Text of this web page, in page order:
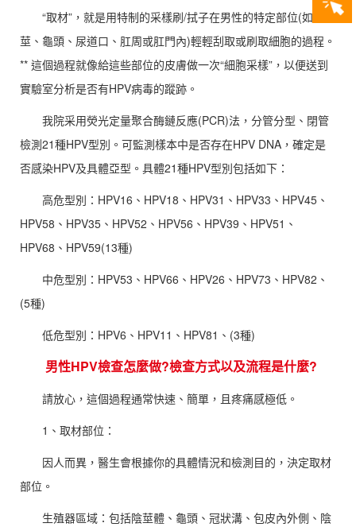
“取材”，就是用特制的采樣刷/拭子在男性的特定部位(如陰
莖、龜頭、尿道口、肛周或肛門內)輕輕刮取或刷取細胞的過程。
** 這個過程就像給這些部位的皮膚做一次“細胞采樣”，以便送到
實驗室分析是否有HPV病毒的蹤跡。
我院采用熒光定量聚合酶鏈反應(PCR)法，分管分型、閉管
檢測21種HPV型別。可監測樣本中是否存在HPV DNA，確定是
否感染HPV及具體亞型。具體21種HPV型別包括如下：
高危型別：HPV16、HPV18、HPV31、HPV33、HPV45、
HPV58、HPV35、HPV52、HPV56、HPV39、HPV51、
HPV68、HPV59(13種)
中危型別：HPV53、HPV66、HPV26、HPV73、HPV82、
(5種)
低危型別：HPV6、HPV11、HPV81、(3種)
男性HPV檢查怎麼做?檢查方式以及流程是什麼?
請放心，這個過程通常快速、簡單，且疼痛感極低。
1、取材部位：
因人而異，醫生會根據你的具體情況和檢測目的，決定取材
部位。
生殖器區域：包括陰莖體、龜頭、冠狀溝、包皮內外側、陰